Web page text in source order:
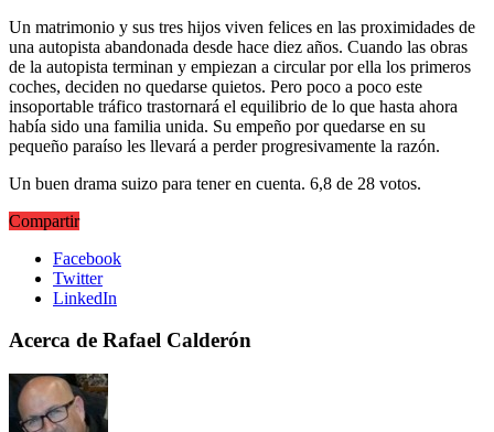
Un matrimonio y sus tres hijos viven felices en las proximidades de
una autopista abandonada desde hace diez años. Cuando las obras
de la autopista terminan y empiezan a circular por ella los primeros
coches, deciden no quedarse quietos. Pero poco a poco este
insoportable tráfico trastornará el equilibrio de lo que hasta ahora
había sido una familia unida. Su empeño por quedarse en su
pequeño paraíso les llevará a perder progresivamente la razón.
Un buen drama suizo para tener en cuenta. 6,8 de 28 votos.
Compartir
Facebook
Twitter
LinkedIn
Acerca de Rafael Calderón